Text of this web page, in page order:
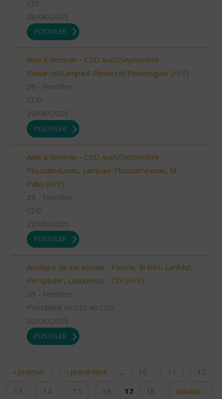
CDI
28/08/2025
POSTULER
Aide à domicile - CDD Août/Septembre -
Plouarzel/Lampaul-Plouarzel/Ploumoguer (H/F)
29 - Finistère
CDD
22/08/2025
POSTULER
Aide à domicile - CDD Août/Septembre -
Ploudalmézeau, Lampaul-Ploudalmézeau, St
Pabu (H/F)
29 - Finistère
CDD
22/08/2025
POSTULER
Auxiliaire de vie sociale - Plourin, Brélès, Lanildut,
Porspoder, Landunvez - CDI (H/F)
29 - Finistère
Possibilité de CDI ou CDD
22/08/2025
POSTULER
Pages
« premier ‹ précédent … 10 11
12
13
14 15 16 17 18
suivant ›